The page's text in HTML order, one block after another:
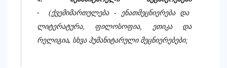
-
(ქვემიმართულება- ენათმეცნიერება
და
ლიტერატურა, ფილოსოფია, ეთიკა
და
რელიგია, სხვა ჰუმანიტარული მეცნიერებები;